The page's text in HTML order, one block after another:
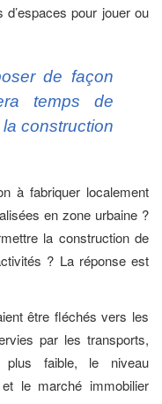
d’espaces pour jouer ou
de façon
temps de
construction
à fabriquer localement
en zone urbaine ?
la construction de
? La réponse est
être fléchés vers les
par les transports,
faible, le niveau
et le marché immobilier